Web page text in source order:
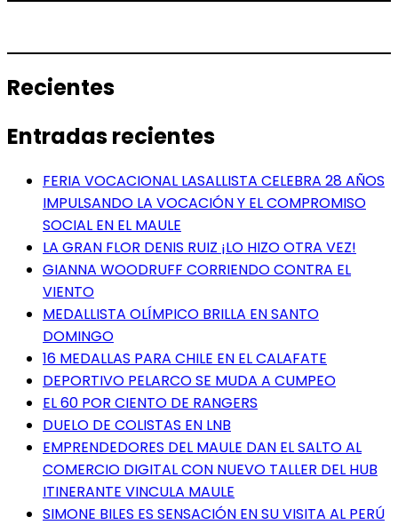
Recientes
Entradas recientes
FERIA VOCACIONAL LASALLISTA CELEBRA 28 AÑOS
IMPULSANDO LA VOCACIÓN Y EL COMPROMISO
SOCIAL EN EL MAULE
LA GRAN FLOR DENIS RUIZ ¡LO HIZO OTRA VEZ!
GIANNA WOODRUFF CORRIENDO CONTRA EL
VIENTO
MEDALLISTA OLÍMPICO BRILLA EN SANTO
DOMINGO
16 MEDALLAS PARA CHILE EN EL CALAFATE
DEPORTIVO PELARCO SE MUDA A CUMPEO
EL 60 POR CIENTO DE RANGERS
DUELO DE COLISTAS EN LNB
EMPRENDEDORES DEL MAULE DAN EL SALTO AL
COMERCIO DIGITAL CON NUEVO TALLER DEL HUB
ITINERANTE VINCULA MAULE
SIMONE BILES ES SENSACIÓN EN SU VISITA AL PERÚ